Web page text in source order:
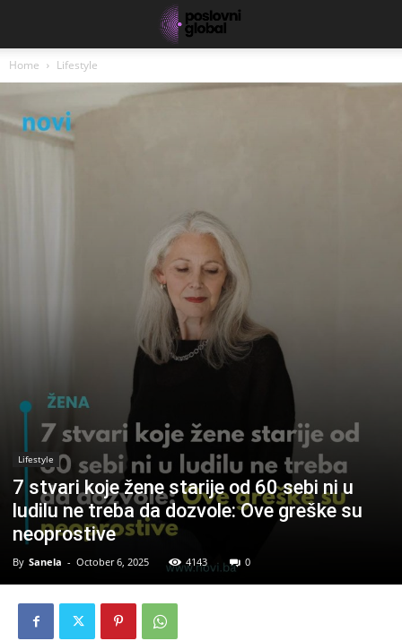
Home Lifestyle
Lifestyle
7 stvari koje žene starije od 60 sebi ni u
ludilu ne treba da dozvole: Ove greške su
neoprostive
By Sanela - October 6, 2025 4143 0